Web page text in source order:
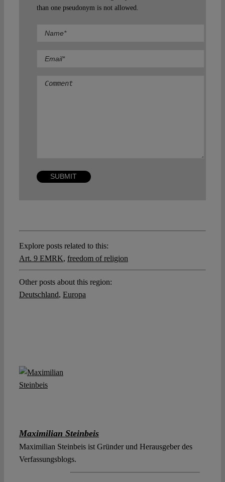
than one pseudonym is not allowed.
Explore posts related to this:
Art. 9 EMRK, freedom of religion
Other posts about this region:
Deutschland, Europa
Maximilian Steinbeis
Maximilian Steinbeis ist Gründer und Herausgeber des
Verfassungsblogs.